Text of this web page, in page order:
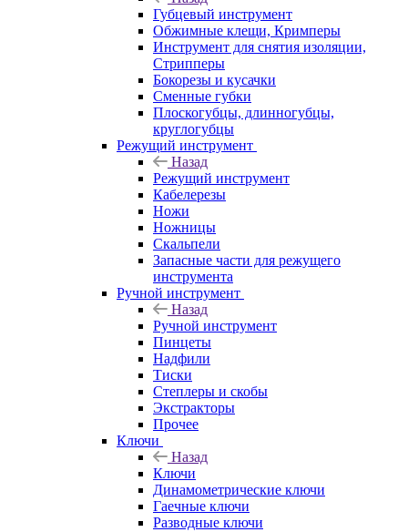
Губцевый инструмент
Обжимные клещи, Кримперы
Инструмент для снятия изоляции,
Стрипперы
Бокорезы и кусачки
Сменные губки
Плоскогубцы, длинногубцы,
круглогубцы
Режущий инструмент
Назад
Режущий инструмент
Кабелерезы
Ножи
Ножницы
Скальпели
Запасные части для режущего
инструмента
Ручной инструмент
Назад
Ручной инструмент
Пинцеты
Надфили
Тиски
Степлеры и скобы
Экстракторы
Прочее
Ключи
Назад
Ключи
Динамометрические ключи
Гаечные ключи
Разводные ключи